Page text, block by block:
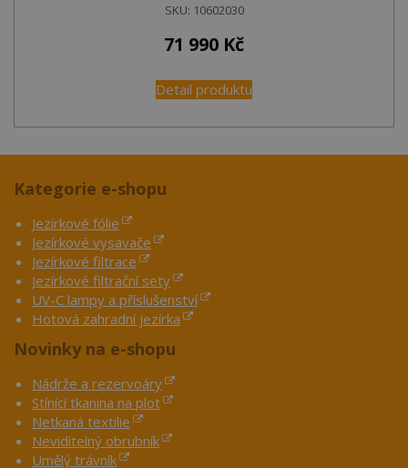
SKU: 10602030
71 990 Kč
Detail produktu
Kategorie e-shopu
Jezírkové fólie
Jezírkové vysavače
Jezírkové filtrace
Jezírkové filtrační sety
UV-C lampy a příslušenství
Hotová zahradní jezírka
Novinky na e-shopu
Nádrže a rezervoáry
Stínící tkanina na plot
Netkaná textilie
Neviditelný obrubník
Umělý trávník